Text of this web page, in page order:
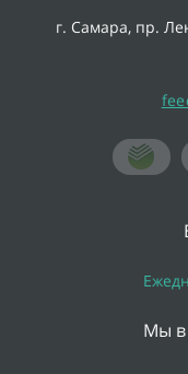
г. Самара, пр.
Мы в